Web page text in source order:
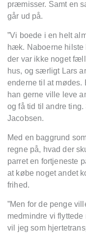
præmisser. Samt en
går ud på.
”Vi boede i en helt
hæk. Naboerne hilste
der var ikke noget
hus, og særligt Lars
enderne til at mødes.
han gerne ville leve
og få tid til andre
Jacobsen.
Med en baggrund
regne på, hvad der
parret en fortjeneste
at købe noget andet
frihed.
”Men for de penge
medmindre vi
vil jeg som